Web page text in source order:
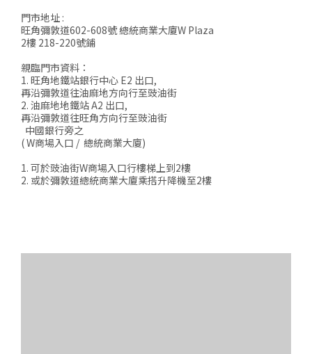
門市地址 :
旺角彌敦道602-608號 總統商業大廈W Plaza
2樓 218-220號鋪
親臨門市資料：
1. 旺角地鐵站銀行中心 E2 出口,
再沿彌敦道往油麻地方向行至豉油街
2. 油麻地地鐵站 A2 出口,
再沿彌敦道往旺角方向行至豉油街
中國銀行旁之
( W商場入口 / 總統商業大廈)
1. 可於豉油街W商場入口行樓梯上到2樓
2. 或於彌敦道總統商業大廈乘搭升降機至2樓